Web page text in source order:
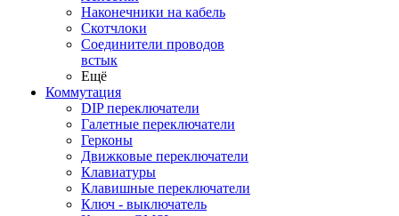
Наконечники на кабель
Скотчлоки
Соединители проводов
встык
Ещё
Коммутация
DIP переключатели
Галетные переключатели
Герконы
Движковые переключатели
Клавиатуры
Клавишные переключатели
Ключ - выключатель